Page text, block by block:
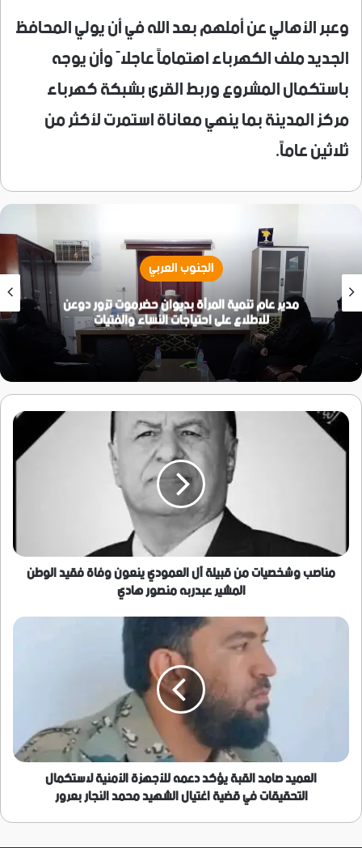
وعبر الأهالي عن أملهم بعد الله في أن يولي المحافظ
الجديد ملف الكهرباء اهتماماً عاجلاً وأن يوجه
باستكمال المشروع وربط القرى بشبكة كهرباء
مركز المدينة بما ينهي معاناة استمرت لأكثر من
ثلاثين عاماً.
الجنوب العربي
مدير عام تنمية المرأة بديوان حضرموت تزور دوعن
للاطلاع على احتياجات النساء والفتيات
مناصب
وشخصياتمن
وفاة
فقيد
الوطن
المشير
منصور
مناصب وشخصيات من قبيلة آل العمودي ينعون وفاة فقيد الوطن
المشير عبدربه منصور هادي
العميد
لاستكمال
التحقيقات
الشهيد
العميد صامد القبة يؤكد دعمه للأجهزة الأمنية لاستكمال
التحقيقات في قضية اغتيال الشهيد محمد النجار بعرور